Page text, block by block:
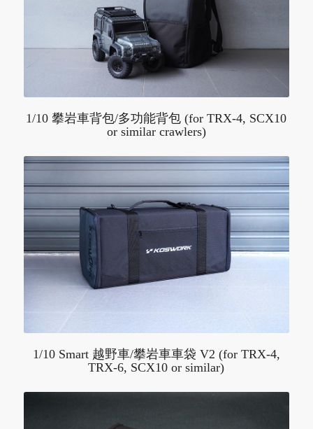
1/10 攀岩車背包/多功能背包 (for TRX-4, SCX10
or similar crawlers)
1/10 Smart 越野車/攀岩車車袋 V2 (for TRX-4,
TRX-6, SCX10 or similar)